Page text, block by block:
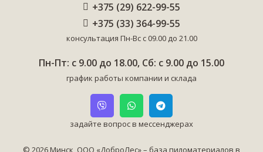
+375 (29) 622-99-55
+375 (33) 364-99-55
консультация Пн-Вс с 09.00 до 21.00
Пн-Пт: с 9.00 до 18.00, Сб: с 9.00 до 15.00
график работы компании и склада
задайте вопрос в мессенджерах
© 2026 Минск, ООО «ДоброЛес» – база пиломатериалов в